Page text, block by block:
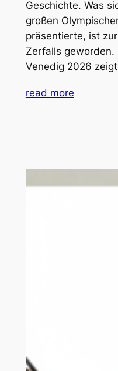
Geschichte. Was
großen
präsentierte, ist
Zerfalls geworden.
Venedig 2026
read more